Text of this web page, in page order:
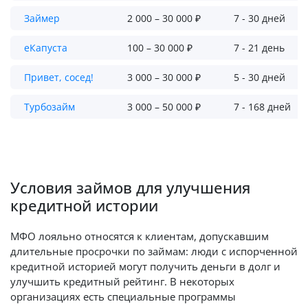
Займер 2 000 – 30 000 ₽ 7 - 30 дней
еКапуста 100 – 30 000 ₽ 7 - 21 день
Привет, сосед! 3 000 – 30 000 ₽ 5 - 30 дней
Турбозайм 3 000 – 50 000 ₽ 7 - 168 дней
Условия займов для улучшения
кредитной истории
МФО лояльно относятся к клиентам, допускавшим
длительные просрочки по займам: люди с испорченной
кредитной историей могут получить деньги в долг и
улучшить кредитный рейтинг. В некоторых
организациях есть специальные программы